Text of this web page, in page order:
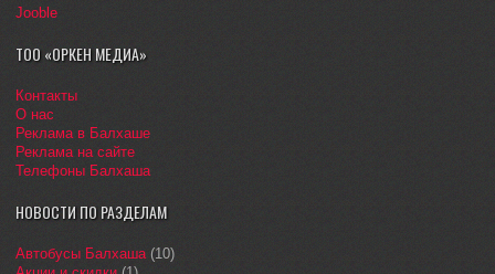
Jooble
ТОО «ОРКЕН МЕДИА»
Контакты
О нас
Реклама в Балхаше
Реклама на сайте
Телефоны Балхаша
НОВОСТИ ПО РАЗДЕЛАМ
Автобусы Балхаша(10)